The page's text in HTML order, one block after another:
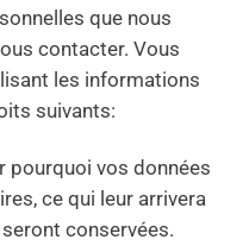
que nous
contacter. Vous
les informations
suivants:
pourquoi vos données
ce qui leur arrivera
conservées.